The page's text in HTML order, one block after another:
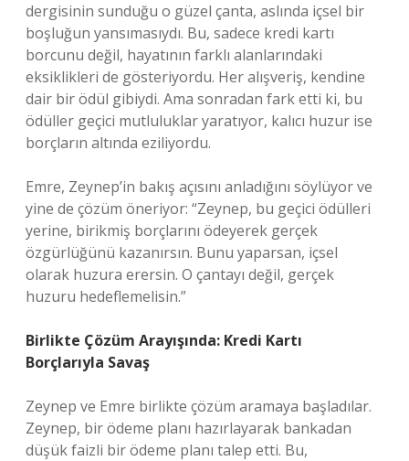
dergisinin sunduğu o güzel çanta, aslında içsel bir
boşluğun yansımasıydı. Bu, sadece kredi kartı
borcunu değil, hayatının farklı alanlarındaki
eksiklikleri de gösteriyordu. Her alışveriş, kendine
dair bir ödül gibiydi. Ama sonradan fark etti ki, bu
ödüller geçici mutluluklar yaratıyor, kalıcı huzur ise
borçların altında eziliyordu.
Emre, Zeynep’in bakış açısını anladığını söylüyor ve
yine de çözüm öneriyor: “Zeynep, bu geçici ödülleri
yerine, birikmiş borçlarını ödeyerek gerçek
özgürlüğünü kazanırsın. Bunu yaparsan, içsel
olarak huzura erersin. O çantayı değil, gerçek
huzuru hedeflemelisin.”
Birlikte Çözüm Arayışında: Kredi Kartı
Borçlarıyla Savaş
Zeynep ve Emre birlikte çözüm aramaya başladılar.
Zeynep, bir ödeme planı hazırlayarak bankadan
düşük faizli bir ödeme planı talep etti. Bu,